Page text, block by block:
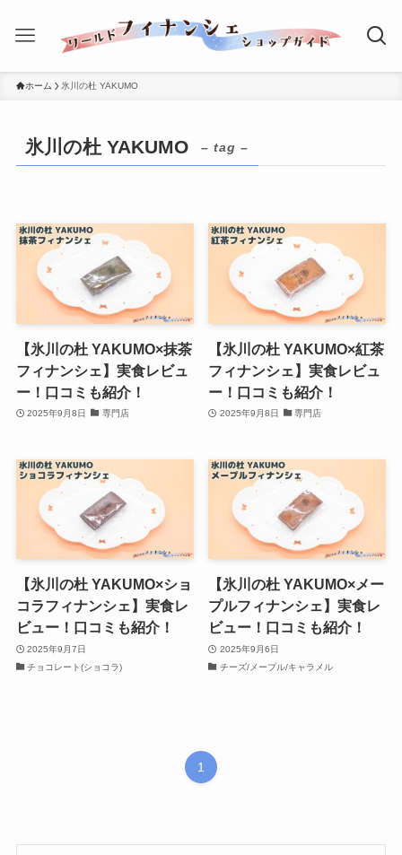
ホーム 氷川の杜 YAKUMO
氷川の杜 YAKUMO – tag –
【氷川の杜 YAKUMO×抹茶
フィナンシェ】実食レビュ
ー！口コミも紹介！
2025年9月8日 専門店
【氷川の杜 YAKUMO×紅茶
フィナンシェ】実食レビュ
ー！口コミも紹介！
2025年9月8日 専門店
【氷川の杜 YAKUMO×ショ
コラフィナンシェ】実食レ
ビュー！口コミも紹介！
2025年9月7日
チョコレート(ショコラ)
【氷川の杜 YAKUMO×メー
プルフィナンシェ】実食レ
ビュー！口コミも紹介！
2025年9月6日
チーズ/メープル/キャラメル
1